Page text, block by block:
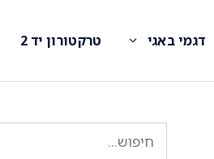
דגמי באגי טרקטורון יד 2
חיפוש